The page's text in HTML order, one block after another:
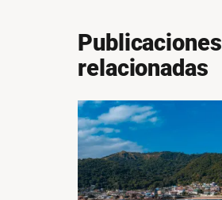
Publicaciones
relacionadas